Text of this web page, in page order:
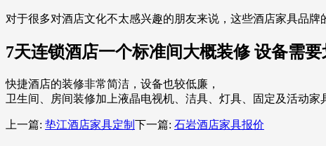
对于很多对酒店文化不太感兴趣的朋友来说，这些酒店家具品
7天连锁酒店一个标准间大概装修 设备需
快捷酒店的装修非常简洁，设备也较低廉，
卫生间、房间装修加上液晶电视机、洁具、灯具、固定及活动家
上一篇: 垫江酒店家具定制 下一篇: 石岩酒店家具报价